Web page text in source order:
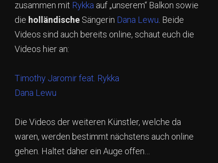
zusammen mit Rykka auf „unserem“ Balkon sowie
die holländische Sängerin Dana Lewu . Beide
Videos sind auch bereits online, schaut euch die
Videos hier an:
Timothy Jaromir feat. Rykka
Dana Lewu
Die Videos der weiteren Künstler, welche da
waren, werden bestimmt nächstens auch online
gehen. Haltet daher ein Auge offen…